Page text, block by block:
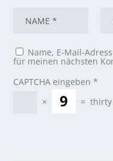
Name, E-Mail-
für meinen nächsten
CAPTCHA eingeben *
×
= thirty